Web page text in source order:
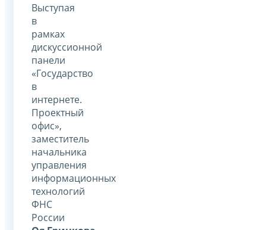
Выступая
в
рамках
дискуссионной
панели
«Государство
в
интернете.
Проектный
офис»,
заместитель
начальника
управления
информационных
технологий
ФНС
России